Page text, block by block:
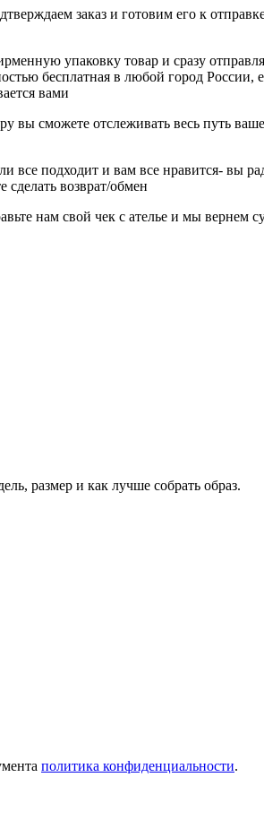
заказ и готовим его к
упаковку товар и сразу
бесплатная в любой город России,
вами
вы сможете отслеживать весь путь
все подходит и вам все нравится- вы
возврат/обмен
нам свой чек с ателье и мы вернем
размер и как лучше собрать образ.
политика конфиденциальности.